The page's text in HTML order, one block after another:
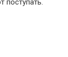
поступать.